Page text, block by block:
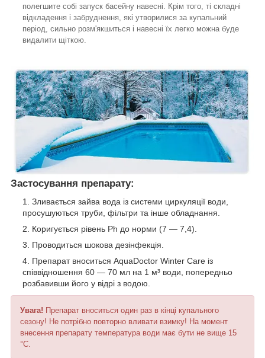
полегшите собі запуск басейну навесні. Крім того, ті складні
відкладення і забруднення, які утворилися за купальний
період, сильно розм'якшиться і навесні їх легко можна буде
видалити щіткою.
Застосування препарату:
Зливається зайва вода із системи циркуляції води,
просушуються труби, фільтри та інше обладнання.
Коригується рівень Ph до норми (7 — 7,4).
Проводиться шокова дезінфекція.
Препарат вноситься AquaDoctor Winter Care із
співвідношення 60 — 70 мл на 1 м³ води, попередньо
розбавивши його у відрі з водою.
Увага! Препарат вноситься один раз в кінці купального
сезону! Не потрібно повторно вливати взимку! На момент
внесення препарату температура води має бути не вище 15
°C.